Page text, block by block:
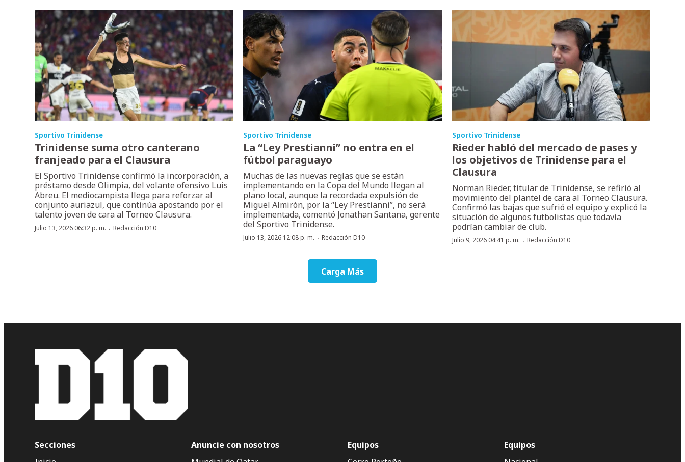
Sportivo Trinidense
Trinidense suma otro canterano
franjeado para el Clausura
El Sportivo Trinidense confirmó la incorporación, a
préstamo desde Olimpia, del volante ofensivo Luis
Abreu. El mediocampista llega para reforzar al
conjunto auriazul, que continúa apostando por el
talento joven de cara al Torneo Clausura.
Julio 13, 2026 06:32 p. m. · Redacción D10
Sportivo Trinidense
La “Ley Prestianni” no entra en el
fútbol paraguayo
Muchas de las nuevas reglas que se están
implementando en la Copa del Mundo llegan al
plano local, aunque la recordada expulsión de
Miguel Almirón, por la “Ley Prestianni”, no será
implementada, comentó Jonathan Santana, gerente
del Sportivo Trinidense.
Julio 13, 2026 12:08 p. m. ·Redacción D10
Sportivo Trinidense
Rieder habló del mercado de pases y
los objetivos de Trinidense para el
Clausura
Norman Rieder, titular de Trinidense, se refirió al
movimiento del plantel de cara al Torneo Clausura.
Confirmó las bajas que sufrió el equipo y explicó la
situación de algunos futbolistas que todavía
podrían cambiar de club.
Julio 9, 2026 04:41 p. m. · Redacción D10
Carga Más
Secciones
Anuncie con nosotros
Equipos
Equipos